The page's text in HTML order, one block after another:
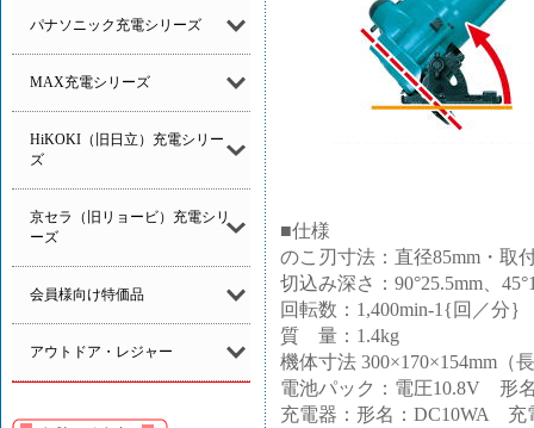
パナソニック充電シリーズ
MAX充電シリーズ
HiKOKI（旧日立）充電シリー
ズ
京セラ（旧リョービ）充電シリ
ーズ
会員様向け特価品
アウトドア・レジャー
■仕様
のこ刃寸法：直径85mm・取
切込み深さ：90°25.5mm、
回転数：1,400min-1{回／分｝
質 量：1.4kg
機体寸法 300×170×154mm（
電池パック：電圧10.8V 形
充電器：形名：DC10WA 充